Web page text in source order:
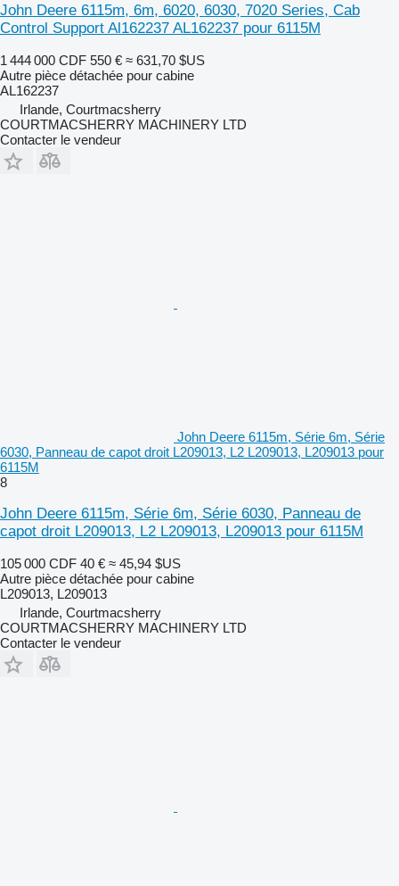
John Deere 6115m, 6m, 6020, 6030, 7020 Series, Cab
Control Support Al162237 AL162237 pour 6115M
1 444 000 CDF 550 € ≈ 631,70 $US
Autre pièce détachée pour cabine
AL162237
Irlande, Courtmacsherry
COURTMACSHERRY MACHINERY LTD
Contacter le vendeur
John Deere 6115m, Série 6m, Série
6030, Panneau de capot droit L209013, L2 L209013, L209013 pour
6115M
8
John Deere 6115m, Série 6m, Série 6030, Panneau de
capot droit L209013, L2 L209013, L209013 pour 6115M
105 000 CDF 40 € ≈ 45,94 $US
Autre pièce détachée pour cabine
L209013, L209013
Irlande, Courtmacsherry
COURTMACSHERRY MACHINERY LTD
Contacter le vendeur